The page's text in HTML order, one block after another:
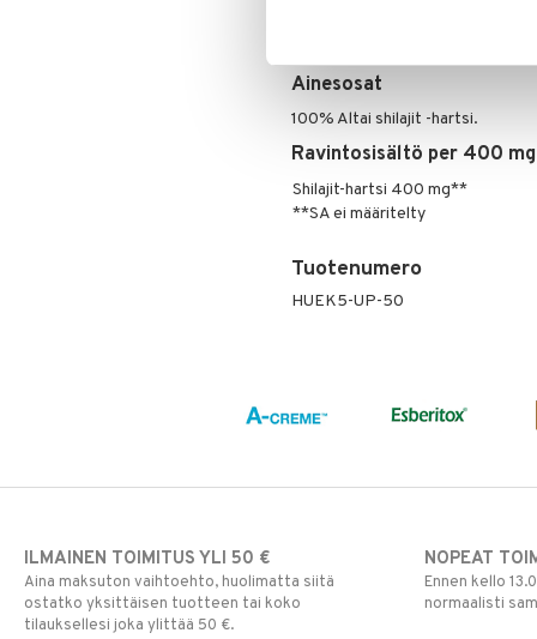
Tämä on ravintolisä. Suositeltua
käyttää monipuolisen
Ainesosat
100% Altai shilajit -hartsi.
Ravintosisältö per 400
Shilajit-hartsi 400 mg**
**SA ei määritelty
Tuotenumero
HUEK5-UP-50
ILMAINEN TOIMITUS YLI 50 €
Aina maksuton vaihtoehto, huolimatta siitä
ostatko yksittäisen tuotteen tai koko
tilauksellesi joka ylittää 50 €.
NOPEAT
Ennen kello
normaalisti